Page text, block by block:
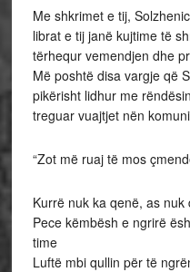
Me shkrimet e tij,
librat e tij janë kujtime të
tërhequr vemendjen dhe
Më poshtë disa vargje që
pikërisht lidhur me
treguar vuajtjet nën
“Zot më ruaj të mos
Kurrë nuk ka qenë, as
Pece këmbësh e ngrirë
time
Luftë mbi qullin për të